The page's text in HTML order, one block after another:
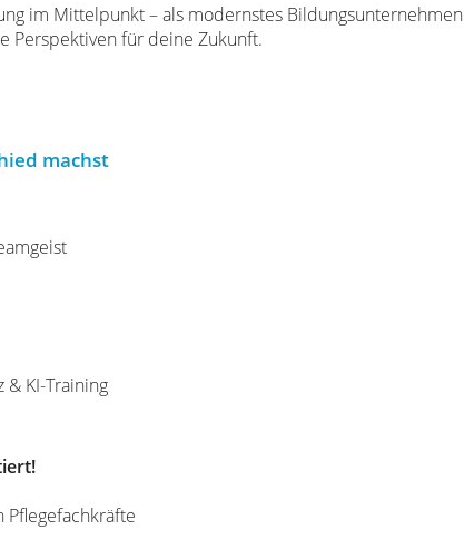
im Mittelpunkt – als modernstes Bildungsunternehmen
Perspektiven für deine Zukunft.
machst
& KI-Training